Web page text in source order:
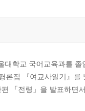
대학교 국어교육과를
론집 『여교사일기』
「전령」을 발표하면